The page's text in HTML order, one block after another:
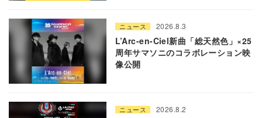
ニュース 2026.8.3
L’Arc-en-Ciel新曲「総天然色」×25
周年サマソニのコラボレーション映
像公開
ニュース 2026.8.2